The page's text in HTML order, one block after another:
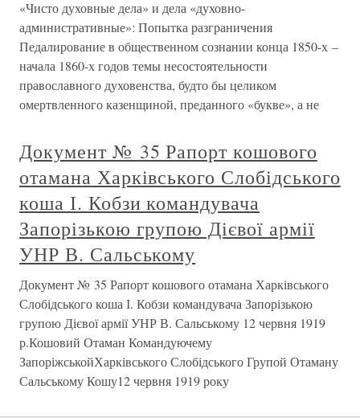
«Чисто духовные дела» и дела «духовно-
административные»: Попытка разграничения
Педалирование в общественном сознании конца 1850-х –
начала 1860-х годов темы несостоятельности
православного духовенства, будто бы целиком
омертвленного казенщиной, преданного «букве», а не
Документ № 35 Рапорт кошового
отамана Харківського Слобідського
коша І. Кобзи командувача
Запорізькою групою Дієвої армії
УНР В. Сальському
Документ № 35 Рапорт кошового отамана Харківського
Слобідського коша І. Кобзи командувача Запорізькою
групою Дієвої армії УНР В. Сальському 12 червня 1919
р.Кошовий Отаман Командуючему
ЗапоріжськойХарківського Слобідського Групой Отаману
Сальському Кошу12 червня 1919 року